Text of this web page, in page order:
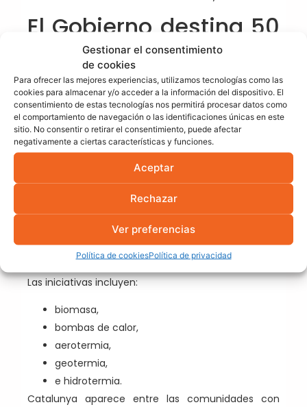
Gestionar el consentimiento
de cookies
Para ofrecer las mejores experiencias, utilizamos tecnologías como las
cookies para almacenar y/o acceder a la información del dispositivo. El
consentimiento de estas tecnologías nos permitirá procesar datos como
el comportamiento de navegación o las identificaciones únicas en este
sitio. No consentir o retirar el consentimiento, puede afectar
negativamente a ciertas características y funciones.
Aceptar
Rechazar
Ver preferencias
Política de cookiesPolítica de privacidad
El Gobierno destina 50
millones a nuevas
redes térmicas
renovables
En paralelo al borrador normativo, el IDAE ha
publicado una propuesta provisional para asignar 50
millones de euros a 37 proyectos de redes de calor
y frío renovables dentro del programa RENORED.
Los proyectos seleccionados movilizarán más de
270 millones de inversión y sumarán una potencia
conjunta superior a 300 MW.
Las iniciativas incluyen:
biomasa,
bombas de calor,
aerotermia,
geotermia,
e hidrotermia.
Catalunya aparece entre las comunidades con